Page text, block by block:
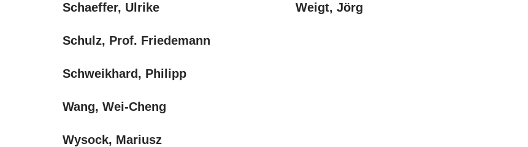
Schaeffer, Ulrike
Schulz, Prof. Friedemann
Schweikhard, Philipp
Wang, Wei-Cheng
Wysock, Mariusz
Weigt, Jörg